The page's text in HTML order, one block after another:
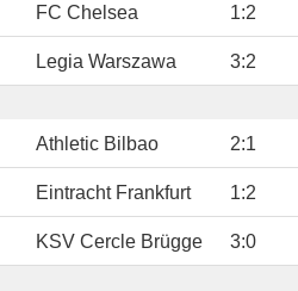
FC Chelsea 1:2
Legia Warszawa 3:2
Athletic Bilbao 2:1
Eintracht Frankfurt 1:2
KSV Cercle Brügge 3:0